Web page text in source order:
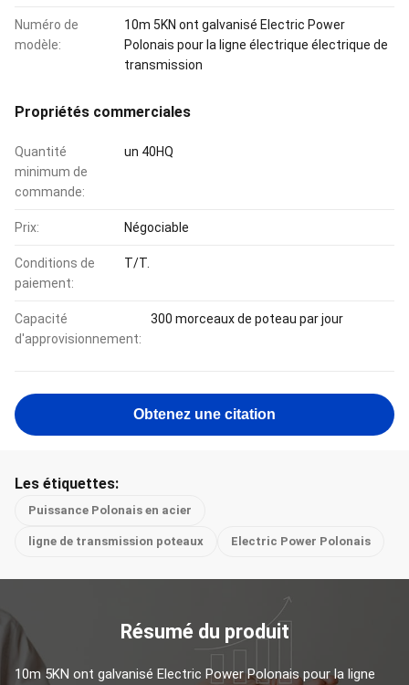
Numéro de
modèle:
10m 5KN ont galvanisé Electric Power
Polonais pour la ligne électrique électrique de
transmission
Propriétés commerciales
Quantité
minimum de
commande:
un 40HQ
Prix: Négociable
Conditions de
paiement:
T/T.
Capacité
d'approvisionnement:
300 morceaux de poteau par jour
Obtenez une citation
Les étiquettes:
Puissance Polonais en acier
ligne de transmission poteaux Electric Power Polonais
Résumé du produit
10m 5KN ont galvanisé Electric Power Polonais pour la ligne